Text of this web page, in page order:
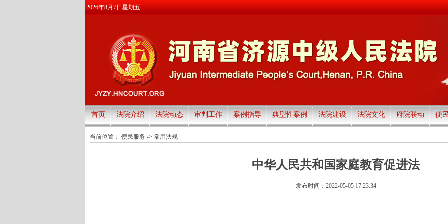
2026年8月7日星期五
首页 法院介绍 法院动态 审判工作 案例指导 典型性案例 法院建设 法院文化 府院联动 便
当前位置： 便民服务 -> 常用法规
中华人民共和国家庭教育促进法
发布时间：2022-05-05 17:23:34